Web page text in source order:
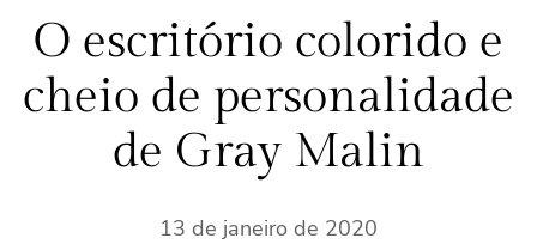
s
a
r
O escritório colorido e
cheio de personalidade
de Gray Malin
13 de janeiro de 2020